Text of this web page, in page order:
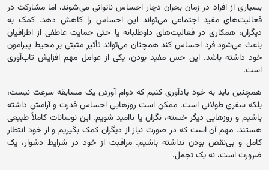
بسیاری از افراد در زمان بحران دچار احساس ناتوانی می‌شوند، اما مشارکت در
فعالیت‌های مفید اجتماعی می‌تواند این احساس را کاهش دهد. کمک به
دیگران، همکاری در فعالیت‌های داوطلبانه یا حتی حمایت عاطفی از اطرافیان
باعث می‌شود فرد احساس کند همچنان می‌تواند تأثیر مثبتی بر محیط پیرامون
خود داشته باشد. این حس مفید بودن، یکی از عوامل مهم افزایش تاب‌آوری
است.
همچنین باید به خود یادآوری کنیم که دوام آوردن یک مسابقه سرعت نیست،
بلکه سفری طولانی است. ممکن است روزهایی احساس قدرت و آرامش داشته
باشیم و روزهایی دیگر خسته، نگران یا ناامید شویم. این نوسانات کاملاً طبیعی
هستند. مهم آن است که در صورت نیاز از دیگران کمک بگیریم و از خود انتظار
کامل و بی‌نقص بودن نداشته باشیم. مراقبت از خود در شرایط دشوار، یک
ضرورت است، نه یک تجمل.